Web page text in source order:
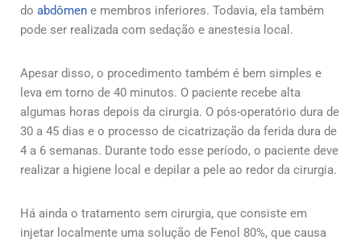
do abdômen e membros inferiores. Todavia, ela também
pode ser realizada com sedação e anestesia local.
Apesar disso, o procedimento também é bem simples e
leva em torno de 40 minutos. O paciente recebe alta
algumas horas depois da cirurgia. O pós-operatório dura de
30 a 45 dias e o processo de cicatrização da ferida dura de
4 a 6 semanas. Durante todo esse período, o paciente deve
realizar a higiene local e depilar a pele ao redor da cirurgia.
Há ainda o tratamento sem cirurgia, que consiste em
injetar localmente uma solução de Fenol 80%, que causa